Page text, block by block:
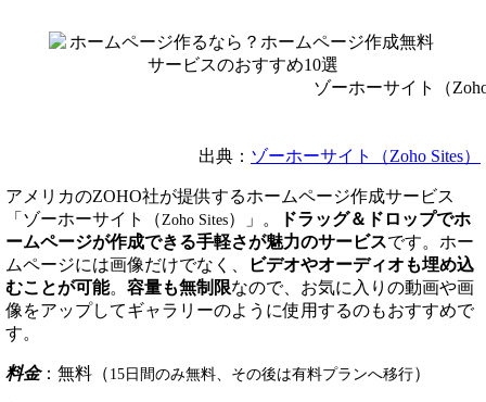
ゾーホーサイト（
出典： ゾーホーサイト（Zoho Sites）
アメリカのZOHO社が提供するホームページ作成サービス
「ゾーホーサイト（ Zoho Sites）」。
ドラッグ＆ドロップでホ
ームページが作成できる手軽さが魅力のサービスです。ホー
ムページには画像だけでなく、
ビデオやオーディオも埋め込
むことが可能。 容量も無制限なので、お気に入りの動画や画
像をアップしてギャラリーのように使用するのもおすすめで
す。
料金：無料（ 15日間のみ無料、その後は有料プランへ移行）